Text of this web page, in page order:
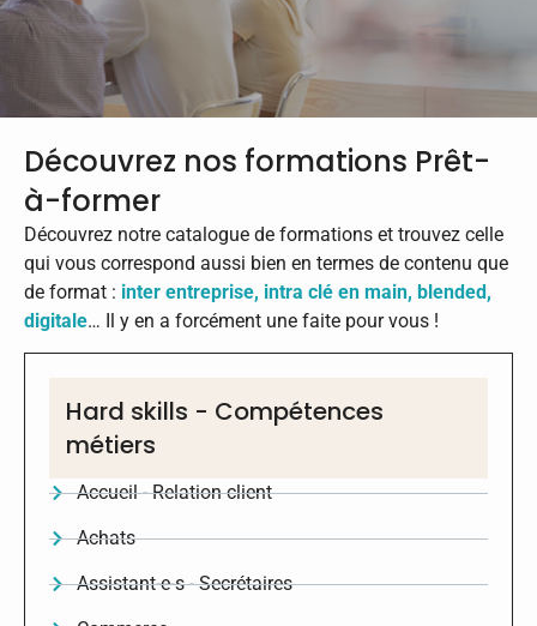
Découvrez nos formations Prêt-
à-former
Découvrez notre catalogue de formations et trouvez celle
qui vous correspond aussi bien en termes de contenu que
de format : inter entreprise, intra clé en main, blended,
digitale… Il y en a forcément une faite pour vous !
Hard skills - Compétences
métiers
Accueil - Relation client
Achats
Assistant-e-s - Secrétaires